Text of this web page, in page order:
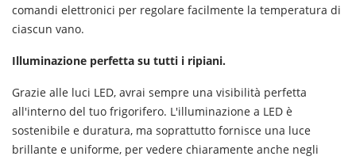
comandi elettronici per regolare facilmente la temperatura di
ciascun vano.
Illuminazione perfetta su tutti i ripiani.
Grazie alle luci LED, avrai sempre una visibilità perfetta
all'interno del tuo frigorifero. L'illuminazione a LED è
sostenibile e duratura, ma soprattutto fornisce una luce
brillante e uniforme, per vedere chiaramente anche negli